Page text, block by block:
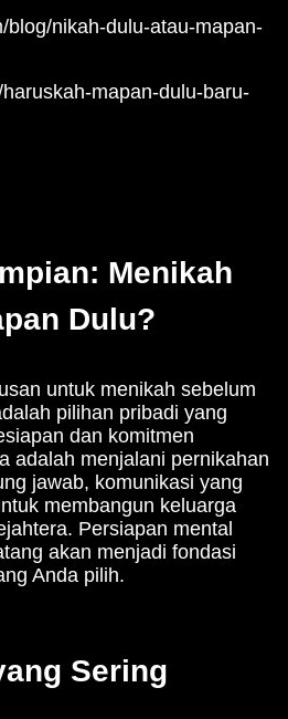
blog/nikah-dulu-atau-mapan-
mapan-dulu-baru-
Menikah
Dulu?
untuk menikah sebelum
pilihan pribadi yang
dan komitmen
adalah menjalani pernikahan
jawab, komunikasi yang
membangun keluarga
Persiapan mental
akan menjadi fondasi
Anda pilih.
Sering